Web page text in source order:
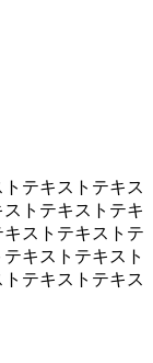
テキストテキス
トテキストテキ
ストテキストテ
キストテキスト
テキストテキス